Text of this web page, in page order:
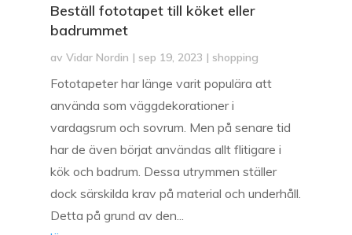
Beställ fototapet till köket eller
badrummet
av Vidar Nordin | sep 19, 2023 | shopping
Fototapeter har länge varit populära att
använda som väggdekorationer i
vardagsrum och sovrum. Men på senare tid
har de även börjat användas allt flitigare i
kök och badrum. Dessa utrymmen ställer
dock särskilda krav på material och underhåll.
Detta på grund av den...